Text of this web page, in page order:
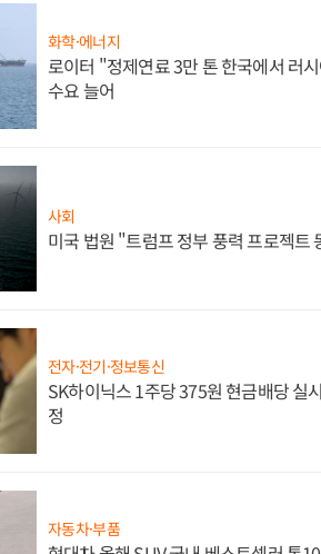
화학·에너지
로이터 "정제연료 3만 톤 한국에서 러
수요 늘어
사회
미국 법원 "트럼프 정부 풍력 프로젝트
전자·전기·정보통신
SK하이닉스 1주당 375원 현금배당 실
정
자동차·부품